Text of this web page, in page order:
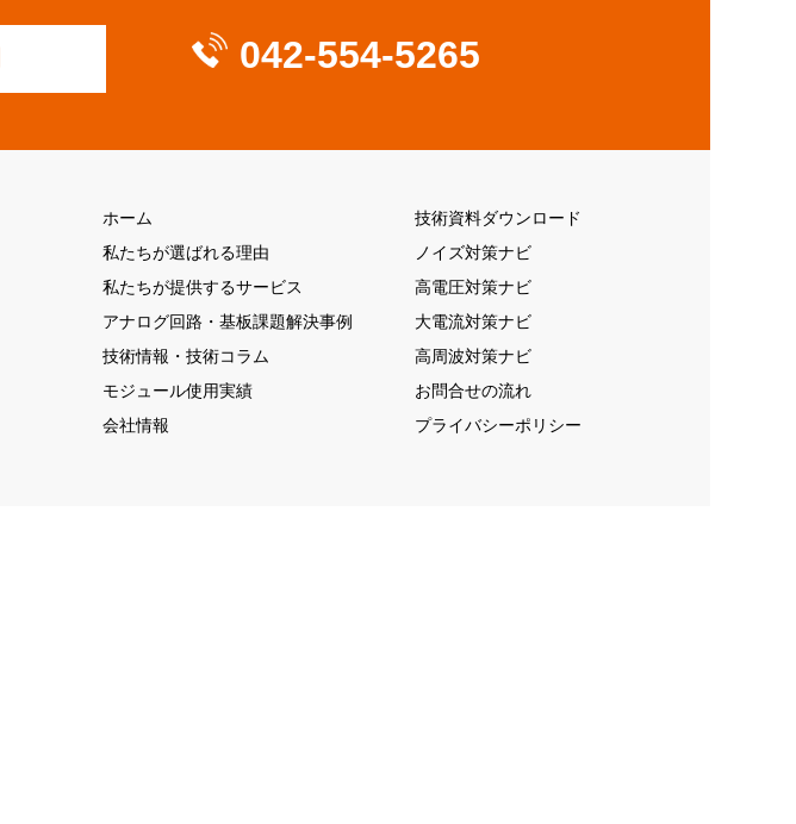
042-554-5265
ホーム
私たちが選ばれる理由
私たちが提供するサービス
アナログ回路・基板課題解決事例
技術情報・技術コラム
モジュール使用実績
会社情報
技術資料ダウンロード
ノイズ対策ナビ
高電圧対策ナビ
大電流対策ナビ
高周波対策ナビ
お問合せの流れ
プライバシーポリシー